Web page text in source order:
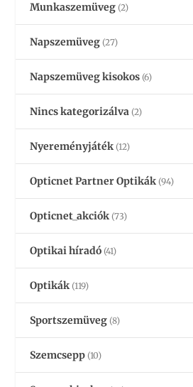
Munkaszemüveg (2)
Napszemüveg (27)
Napszemüveg kisokos (6)
Nincs kategorizálva (2)
Nyereményjáték (12)
Opticnet Partner Optikák (94)
Opticnet_akciók (73)
Optikai híradó (41)
Optikák (119)
Sportszemüveg (8)
Szemcsepp (10)